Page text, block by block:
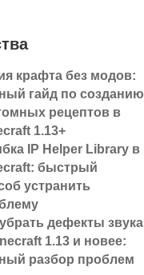
крафта без модов:
гайд по созданию
рецептов в
1.13+
IP Helper Library в
быстрый
устранить
убрать дефекты звука
1.13 и новее:
разбор проблем